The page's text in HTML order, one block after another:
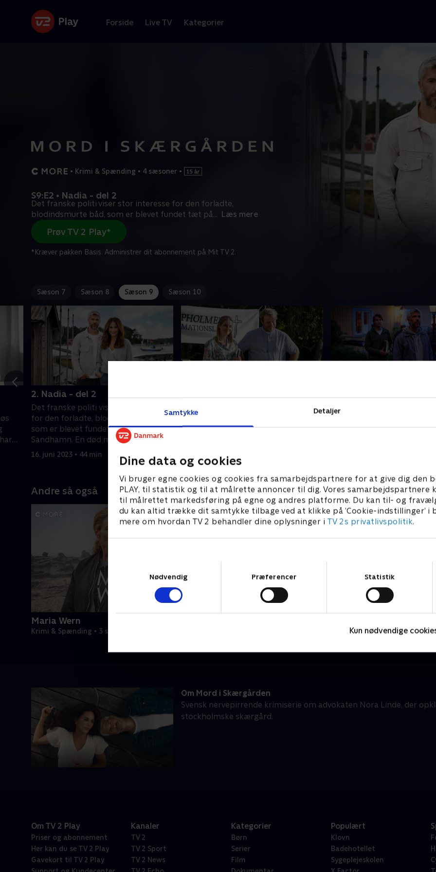
Samtykke Detaljer
Dine data og cookies
Vi bruger egne cookies og cookies fra samarbejdspartnere for at give dig den
PLAY, til statistik og til at målrette annoncer til dig. Vores samarbejdspartnere
til målrettet markedsføring på egne og andres platforme. Du kan til- og
du kan altid trække dit samtykke tilbage ved at klikke på ’Cookie-indstillinger’ i
mere om hvordan TV 2 behandler dine oplysninger i TV 2s privatlivspolitik.
Nødvendig
Præferencer Statistik
Kun nødvendige
Forside Live TV Kategorier
• Krimi & Spænding • 4 sæsoner •
S9:E2 • Nadia - del 2
Det franske politi viser stor interesse for den forladte,
blodindsmurte båd, som er blevet fundet tæt på... Læs mere
Prøv TV 2 Play*
*Kræver pakken Basis. Administrer dit abonnement på Mit TV 2.
Sæson 7 Sæson 8 Sæson 9 Sæson 10
2. Nadia - del 2
Det franske politi viser stor interesse
for den forladte, blodindsmurte båd,
som er blevet fundet tæt på
Sandhamn. En død mand er skyllet op
på stranden.
16. juni 2023 • 44 min
To skeletter bliver fundet i skoven.
Det er to unge mennesker, der
forsvandt for 30 år siden. Nu bliver
16. juni 2023 • 43 min
Henrik mindes, at Esther
Andre så også
Maria Wern
Krimi & Spænding • 3 sæsoner
Om Mord i Skærgården
Svensk nervepirrende krimiserie om advokaten Nora Linde, der
stockholmske skærgård.
Om TV 2 Play
Priser og abonnement
Her kan du se TV 2 Play
Gavekort til TV 2 Play
Kanaler
TV 2
TV 2 Sport
TV 2 News
Kategorier
Børn
Serier
Film
Populært
Klovn
Badehotellet
Sygeplejeskolen